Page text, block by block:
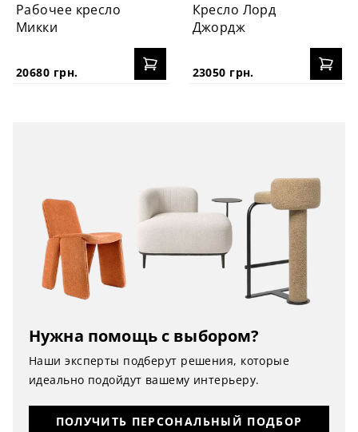
Рабочее кресло
Микки
20680 грн.
Кресло Лорд
Джордж
23050 грн.
Нужна помощь с выбором?
Наши эксперты подберут решения, которые
идеально подойдут вашему интерьеру.
ПОЛУЧИТЬ ПЕРСОНАЛЬНЫЙ ПОДБОР